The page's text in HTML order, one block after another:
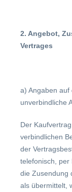
2. Angebot,
Vertrages
a) Angaben auf
unverbindliche
Der
verbindlichen
der
telefonisch, per
die Zusendung
als übermittelt,